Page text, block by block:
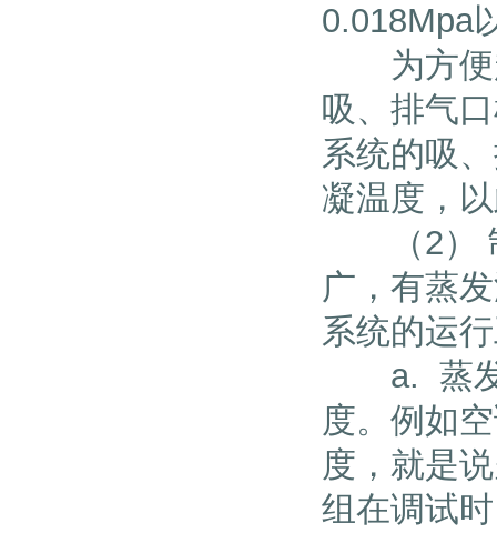
0.018Mpa
为方便起
吸、排气
系统的吸
凝温度，
（2） 制
广，有蒸
系统的运
a. 蒸发
度。例如
度，就是
组在调试